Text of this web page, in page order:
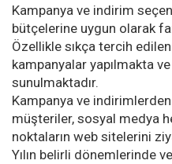
Kampanya ve indirim
bütçelerine uygun olarak
Özellikle sıkça tercih
kampanyalar yapılmakta
sunulmaktadır.
Kampanya ve
müşteriler, sosyal medya
noktaların web sitelerini
Yılın belirli dönemlerinde